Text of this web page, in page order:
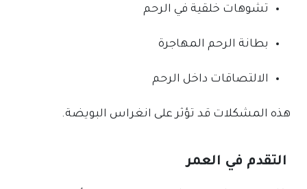
تشوهات خلقية في الرحم
بطانة الرحم المهاجرة
الالتصاقات داخل الرحم
هذه المشكلات قد تؤثر على انغراس البويضة.
التقدم في العمر